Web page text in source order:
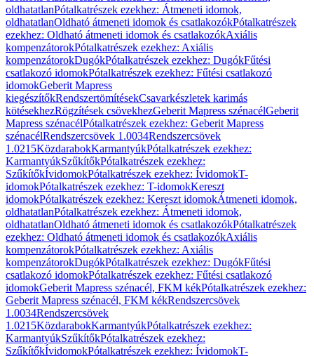
oldhatatlanPótalkatrészek ezekhez: Átmeneti idomok,
oldhatatlanOldható átmeneti idomok és csatlakozókPótalkatrészek
ezekhez: Oldható átmeneti idomok és csatlakozókAxiális
kompenzátorokPótalkatrészek ezekhez: Axiális
kompenzátorokDugókPótalkatrészek ezekhez: DugókFűtési
csatlakozó idomokPótalkatrészek ezekhez: Fűtési csatlakozó
idomokGeberit Mapress
kiegészítőkRendszertömítésekCsavarkészletek karimás
kötésekhezRögzítések csövekhezGeberit Mapress szénacélGeberit
Mapress szénacélPótalkatrészek ezekhez: Geberit Mapress
szénacélRendszercsövek 1.0034Rendszercsövek
1.0215KözdarabokKarmantyúkPótalkatrészek ezekhez:
KarmantyúkSzűkítőkPótalkatrészek ezekhez:
SzűkítőkÍvidomokPótalkatrészek ezekhez: ÍvidomokT-
idomokPótalkatrészek ezekhez: T-idomokKereszt
idomokPótalkatrészek ezekhez: Kereszt idomokÁtmeneti idomok,
oldhatatlanPótalkatrészek ezekhez: Átmeneti idomok,
oldhatatlanOldható átmeneti idomok és csatlakozókPótalkatrészek
ezekhez: Oldható átmeneti idomok és csatlakozókAxiális
kompenzátorokPótalkatrészek ezekhez: Axiális
kompenzátorokDugókPótalkatrészek ezekhez: DugókFűtési
csatlakozó idomokPótalkatrészek ezekhez: Fűtési csatlakozó
idomokGeberit Mapress szénacél, FKM kékPótalkatrészek ezekhez:
Geberit Mapress szénacél, FKM kékRendszercsövek
1.0034Rendszercsövek
1.0215KözdarabokKarmantyúkPótalkatrészek ezekhez:
KarmantyúkSzűkítőkPótalkatrészek ezekhez:
SzűkítőkÍvidomokPótalkatrészek ezekhez: ÍvidomokT-